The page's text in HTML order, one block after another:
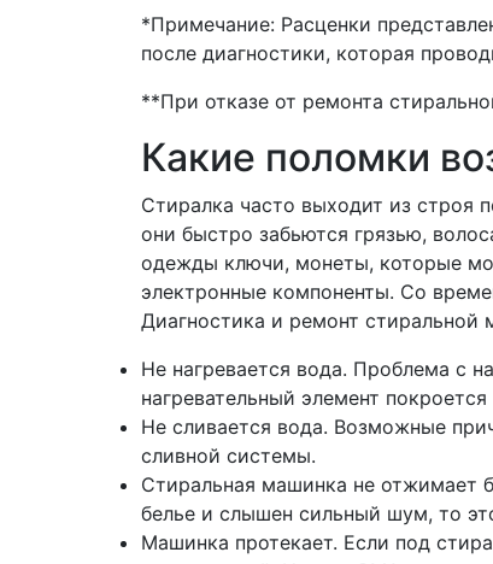
*Примечание: Расценки
после диагностики, которая
**При отказе от ремонта
Какие поломки
Стиралка часто выходит из строя
они быстро забьются грязью,
одежды ключи, монеты, которые
электронные компоненты. Со
Диагностика и ремонт
Не нагревается вода. Проблема с
нагревательный элемент
Не сливается вода. Возможные
сливной системы.
Стиральная машинка не отжимает
белье и слышен сильный шум, то
Машинка протекает. Если под